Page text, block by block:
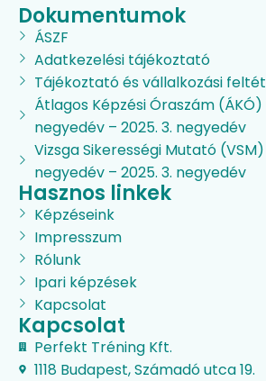
Dokumentumok
ÁSZF
Adatkezelési tájékoztató
Tájékoztató és vállalkozási
Átlagos Képzési Óraszám (ÁKÓ)
negyedév – 2025. 3. negyedév
Vizsga Sikerességi Mutató (VSM)
negyedév – 2025. 3. negyedév
Hasznos linkek
Képzéseink
Impresszum
Rólunk
Ipari képzések
Kapcsolat
Kapcsolat
Perfekt Tréning Kft.
1118 Budapest, Számadó utca 19.